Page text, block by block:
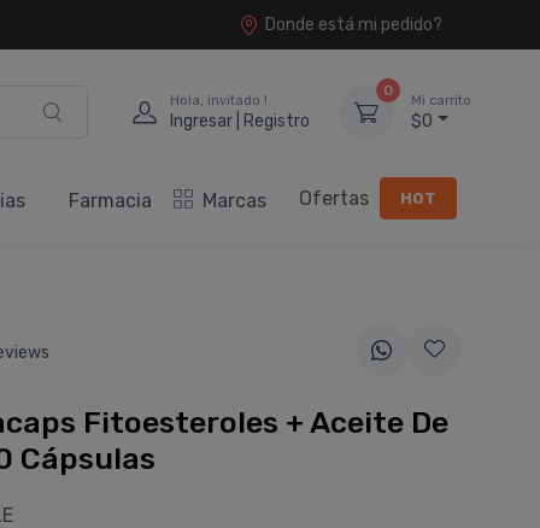
Donde está mi pedido?
Hola, invitado !
Ingresar | Registro
0
Mi carrito
$0
Farmacia Marcas Ofertas HOT
Fitoesteroles + Aceite De
Cápsulas